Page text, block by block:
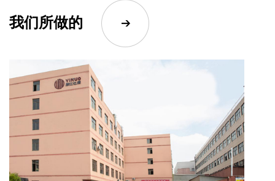
45001和BSCI审计。公司根据市场和客户需求不断
释放原始创新，始终保持产品的新颖性和创新性。
我们公司的产品销往世界各地。公司以满意的产品
质量和售后服务赢得了消费者的一致认可。我们拥
有专业的研发团队。我们可以接受 OEM 和 ODM。
我们所做的